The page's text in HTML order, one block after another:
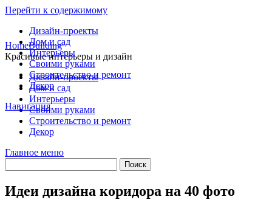
Перейти к содержимому
Дизайн-проекты
Дом и сад
Интерьеры
Своими руками
Строительство и ремонт
Декор
Навигация
HomeBuilding
Красивые интерьеры и дизайн
Дизайн-проекты
Дом и сад
Интерьеры
Своими руками
Строительство и ремонт
Декор
Главное меню
Идеи дизайна коридора на 40 фото